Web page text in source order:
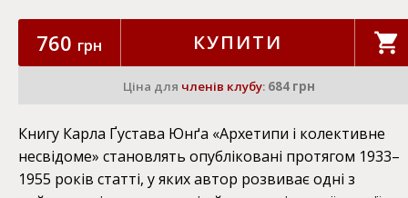
760 грн КУПИТИ
Ціна для членів клубу: 684 грн
Книгу Карла Ґустава Юнґа «Архетипи і колективне
несвідоме» становлять опубліковані протягом 1933–
1955 років статті, у яких автор розвиває одні з